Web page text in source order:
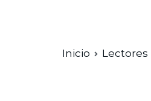
Inicio Lectores